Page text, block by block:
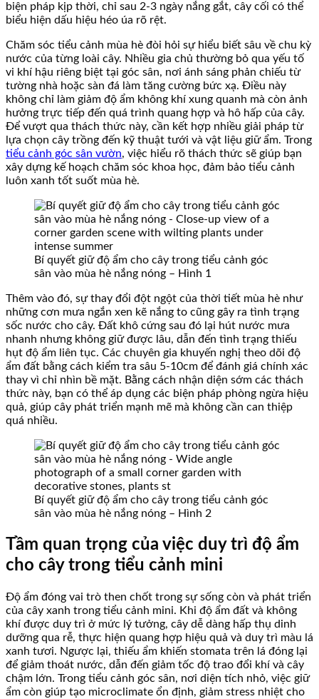
biện pháp kịp thời, chỉ sau 2-3 ngày nắng gắt, cây cối có thể
biểu hiện dấu hiệu héo úa rõ rệt.
Chăm sóc tiểu cảnh mùa hè đòi hỏi sự hiểu biết sâu về chu kỳ
nước của từng loài cây. Nhiều gia chủ thường bỏ qua yếu tố
vi khí hậu riêng biệt tại góc sân, nơi ánh sáng phản chiếu từ
tường nhà hoặc sàn đá làm tăng cường bức xạ. Điều này
không chỉ làm giảm độ ẩm không khí xung quanh mà còn ảnh
hưởng trực tiếp đến quá trình quang hợp và hô hấp của cây.
Để vượt qua thách thức này, cần kết hợp nhiều giải pháp từ
lựa chọn cây trồng đến kỹ thuật tưới và vật liệu giữ ẩm. Trong
tiểu cảnh góc sân vườn, việc hiểu rõ thách thức sẽ giúp bạn
xây dựng kế hoạch chăm sóc khoa học, đảm bảo tiểu cảnh
luôn xanh tốt suốt mùa hè.
Bí quyết giữ độ ẩm cho cây trong tiểu cảnh góc
sân vào mùa hè nắng nóng – Hình 1
Thêm vào đó, sự thay đổi đột ngột của thời tiết mùa hè như
những cơn mưa ngắn xen kẽ nắng to cũng gây ra tình trạng
sốc nước cho cây. Đất khô cứng sau đó lại hút nước mưa
nhanh nhưng không giữ được lâu, dẫn đến tình trạng thiếu
hụt độ ẩm liên tục. Các chuyên gia khuyến nghị theo dõi độ
ẩm đất bằng cách kiểm tra sâu 5-10cm để đánh giá chính xác
thay vì chỉ nhìn bề mặt. Bằng cách nhận diện sớm các thách
thức này, bạn có thể áp dụng các biện pháp phòng ngừa hiệu
quả, giúp cây phát triển mạnh mẽ mà không cần can thiệp
quá nhiều.
Bí quyết giữ độ ẩm cho cây trong tiểu cảnh góc
sân vào mùa hè nắng nóng – Hình 2
Tầm quan trọng của việc duy trì độ ẩm
cho cây trong tiểu cảnh mini
Độ ẩm đóng vai trò then chốt trong sự sống còn và phát triển
của cây xanh trong tiểu cảnh mini. Khi độ ẩm đất và không
khí được duy trì ở mức lý tưởng, cây dễ dàng hấp thụ dinh
dưỡng qua rễ, thực hiện quang hợp hiệu quả và duy trì màu lá
xanh tươi. Ngược lại, thiếu ẩm khiến stomata trên lá đóng lại
để giảm thoát nước, dẫn đến giảm tốc độ trao đổi khí và cây
chậm lớn. Trong tiểu cảnh góc sân, nơi diện tích nhỏ, việc giữ
ẩm còn giúp tạo microclimate ổn định, giảm stress nhiệt cho